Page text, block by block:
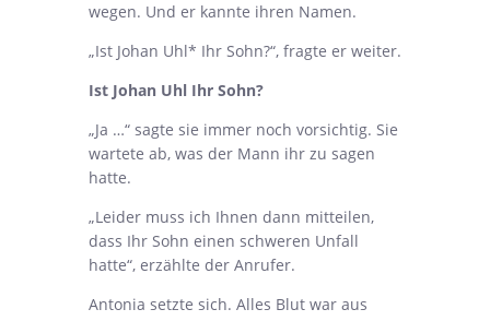
wegen. Und er kannte ihren Namen.
„Ist Johan Uhl* Ihr Sohn?“, fragte er weiter.
Ist Johan Uhl Ihr Sohn?
„Ja …“ sagte sie immer noch vorsichtig. Sie
wartete ab, was der Mann ihr zu sagen
hatte.
„Leider muss ich Ihnen dann mitteilen,
dass Ihr Sohn einen schweren Unfall
hatte“, erzählte der Anrufer.
Antonia setzte sich. Alles Blut war aus